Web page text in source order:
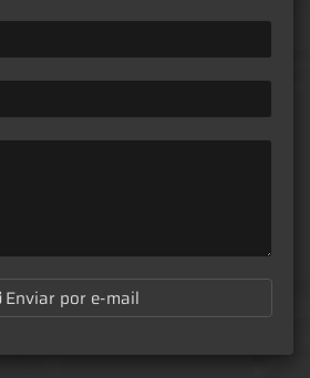
Enviar por e-mail